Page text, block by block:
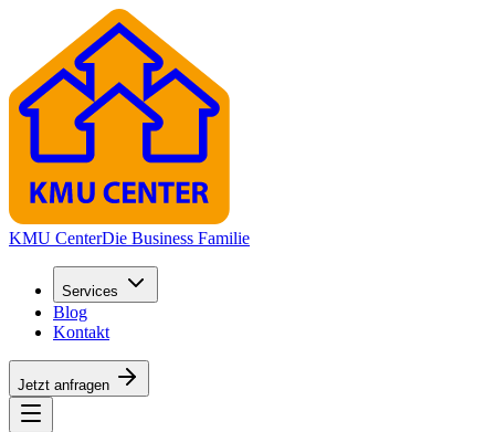
KMU CenterDie Business Familie
Services
Blog
Kontakt
Jetzt anfragen